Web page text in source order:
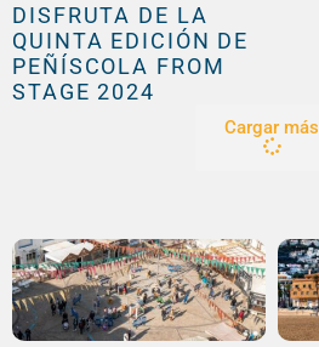
DISFRUTA DE LA
QUINTA EDICIÓN DE
PEÑÍSCOLA FROM
STAGE 2024
Cargar más